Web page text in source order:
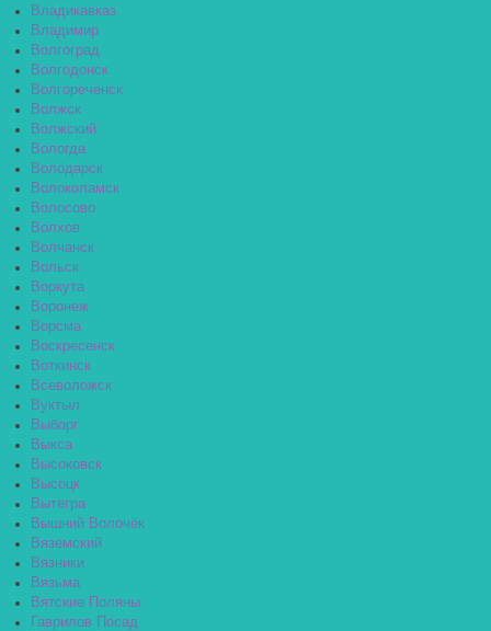
Владикавказ
Владимир
Волгоград
Волгодонск
Волгореченск
Волжск
Волжский
Вологда
Володарск
Волоколамск
Волосово
Волхов
Волчанск
Вольск
Воркута
Воронеж
Ворсма
Воскресенск
Воткинск
Всеволожск
Вуктыл
Выборг
Выкса
Высоковск
Высоцк
Вытегра
Вышний Волочёк
Вяземский
Вязники
Вязьма
Вятские Поляны
Гаврилов Посад